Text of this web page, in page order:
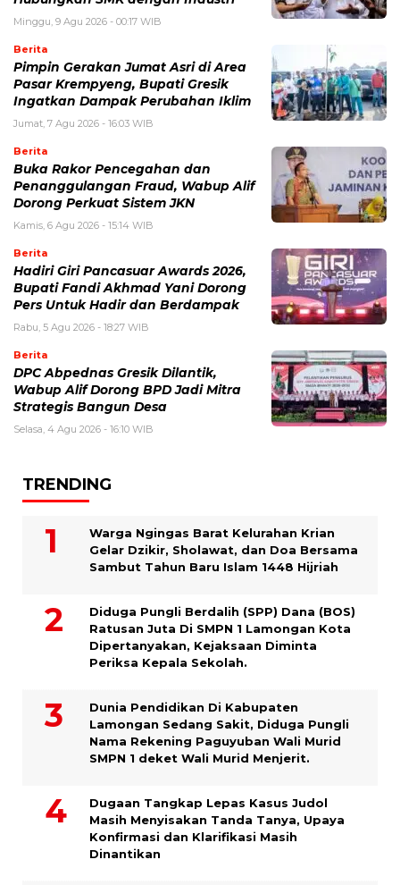
Minggu, 9 Agu 2026 - 00:17 WIB
Berita
Pimpin Gerakan Jumat Asri di Area
Pasar Krempyeng, Bupati Gresik
Ingatkan Dampak Perubahan Iklim
Jumat, 7 Agu 2026 - 16:03 WIB
Berita
Buka Rakor Pencegahan dan
Penanggulangan Fraud, Wabup Alif
Dorong Perkuat Sistem JKN
Kamis, 6 Agu 2026 - 15:14 WIB
Berita
Hadiri Giri Pancasuar Awards 2026,
Bupati Fandi Akhmad Yani Dorong
Pers Untuk Hadir dan Berdampak
Rabu, 5 Agu 2026 - 18:27 WIB
Berita
DPC Abpednas Gresik Dilantik,
Wabup Alif Dorong BPD Jadi Mitra
Strategis Bangun Desa
Selasa, 4 Agu 2026 - 16:10 WIB
TRENDING
Warga Ngingas Barat Kelurahan Krian
Gelar Dzikir, Sholawat, dan Doa Bersama
Sambut Tahun Baru Islam 1448 Hijriah
Diduga Pungli Berdalih (SPP) Dana (BOS)
Ratusan Juta Di SMPN 1 Lamongan Kota
Dipertanyakan, Kejaksaan Diminta
Periksa Kepala Sekolah.
Dunia Pendidikan Di Kabupaten
Lamongan Sedang Sakit, Diduga Pungli
Nama Rekening Paguyuban Wali Murid
SMPN 1 deket Wali Murid Menjerit.
Dugaan Tangkap Lepas Kasus Judol
Masih Menyisakan Tanda Tanya, Upaya
Konfirmasi dan Klarifikasi Masih
Dinantikan